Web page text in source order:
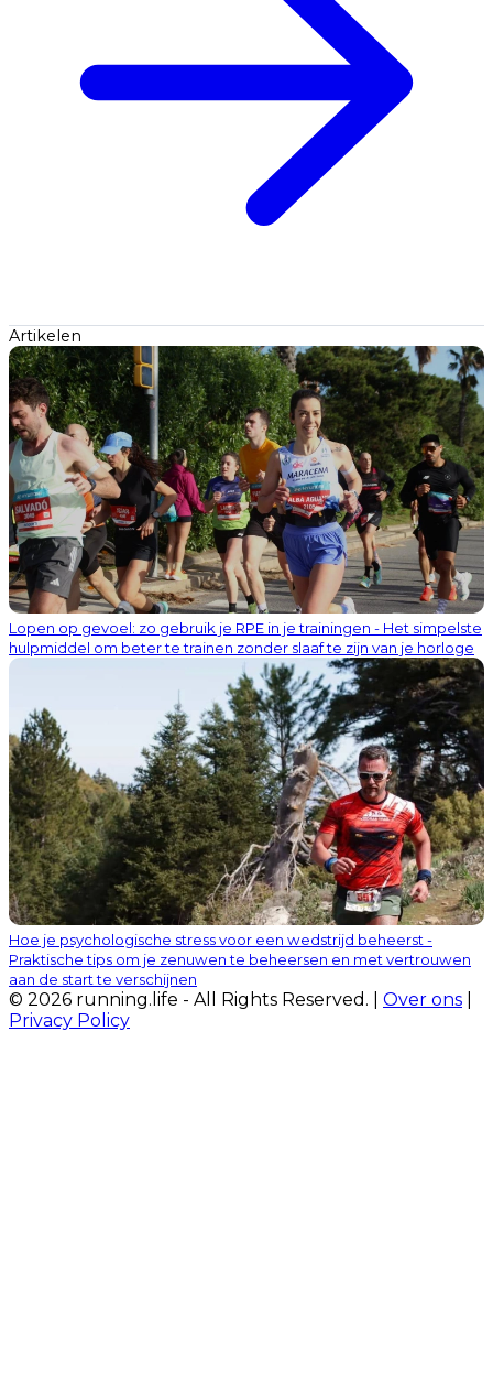
Artikelen
Lopen op gevoel: zo gebruik je RPE in je trainingen - Het simpelste
hulpmiddel om beter te trainen zonder slaaf te zijn van je horloge
Hoe je psychologische stress voor een wedstrijd beheerst -
Praktische tips om je zenuwen te beheersen en met vertrouwen
aan de start te verschijnen
© 2026 running.life - All Rights Reserved. | Over ons
Privacy Policy